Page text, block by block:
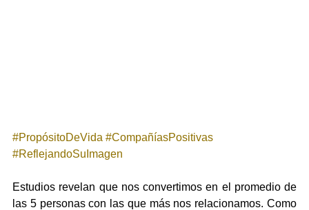
#PropósitoDeVida #CompañíasPositivas
#ReflejandoSuImagen
Estudios revelan que nos convertimos en el promedio de
las 5 personas con las que más nos relacionamos. Como